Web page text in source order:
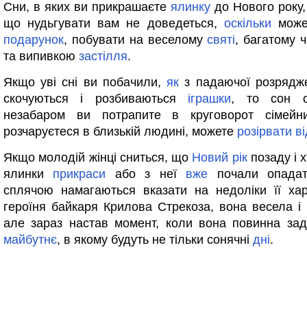
Сни, в яких ви прикрашаєте ялинку до Нового
що нудьгувати вам не доведеться, оскільки
подарунок, побувати на веселомусвяті, багатому
та випивкою застілля.
Якщо уві сні ви побачили,як з падаючої
скочуються і розбиваються іграшки, то сон
незабаром ви потрапите в круговорот
розчаруєтеся в близькій людині, можете розірвати
Якщо молодій жінці сниться, що Новий рікпозаду і
ялинки прикраси або з неї вже почали
сплячою намагаються вказати на недоліки її
героїня байкаря Крилова Стрекоза, вона весела і
але зараз настав момент, коли вона повинна
майбутнє, в якому будуть не тільки сонячні дні.